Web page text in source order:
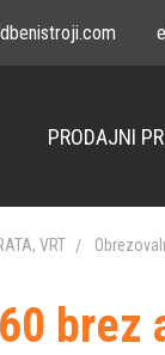
PRODAJNI
VRT